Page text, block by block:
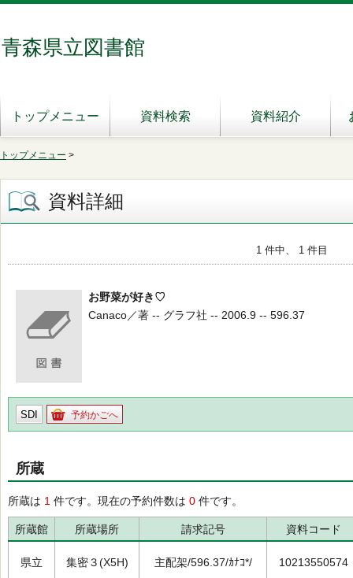
青森県立図書館
トップメニュー 資料検索 資料紹介
トップメニュー >
資料詳細
1 件中、 1 件目
お野菜が好き♡
Canaco／著 -- グラフ社 -- 2006.9 -- 596.37
SDI 予約かごへ
所蔵
所蔵は 1 件です。現在の予約件数は 0 件です。
所蔵館 所蔵場所 請求記号 資料コード
県立 集密３(X5H) 主配架/596.37/ｶﾅｺ*/ 10213550574